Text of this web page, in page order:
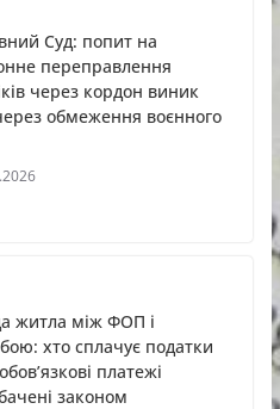
Суд: попит на
переправлення
через кордон виник
обмеження воєнного
житла між ФОП і
хто сплачує податки
платежі
законом